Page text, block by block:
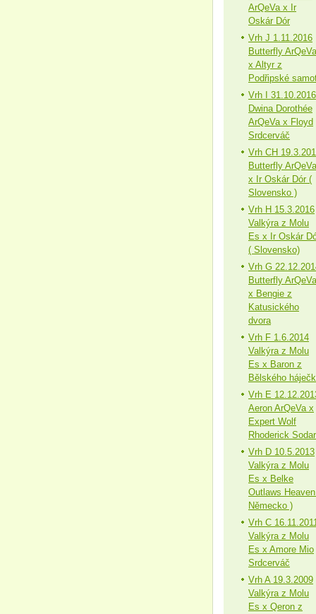
ArQeVa x Ir
Oskár Dór
Vrh J 1.11.2016
Butterfly ArQeVa
x Altyr z
Podřipské
Vrh I 31.10.2016
Dwina Dorothée
ArQeVa x Floyd
Srdcerváč
Vrh CH
Butterfly ArQeVa
x Ir Oskár Dór (
Slovensko )
Vrh H 15.3.2016
Valkýra z Molu
Es x Ir Oskár
( Slovensko)
Vrh G
Butterfly ArQeVa
x Bengie z
Katusického
dvora
Vrh F 1.6.2014
Valkýra z Molu
Es x Baron z
Bělského
Vrh E
Aeron ArQeVa x
Expert Wolf
Rhoderick Sodar
Vrh D 10.5.2013
Valkýra z Molu
Es x Belke
Outlaws
Německo )
Vrh C
Valkýra z Molu
Es x Amore Mio
Srdcerváč
Vrh A 19.3.2009
Valkýra z Molu
Es x Qeron z